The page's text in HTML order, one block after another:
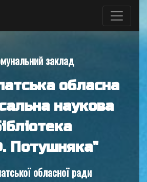
заклад
обласна
наукова
Потушняка"
обласної ради